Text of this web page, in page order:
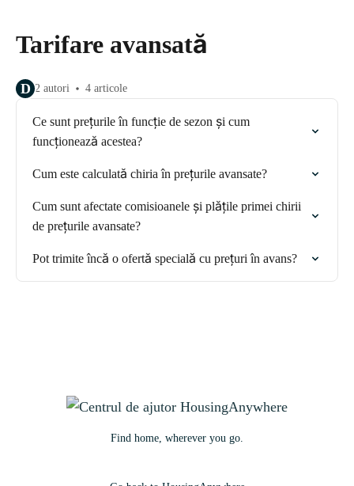
Tarifare avansată
D 2 autori 4 articole
Ce sunt prețurile în funcție de sezon și cum
funcționează acestea?
Cum este calculată chiria în prețurile avansate?
Cum sunt afectate comisioanele și plățile primei chirii
de prețurile avansate?
Pot trimite încă o ofertă specială cu prețuri în avans?
Find home, wherever you go.